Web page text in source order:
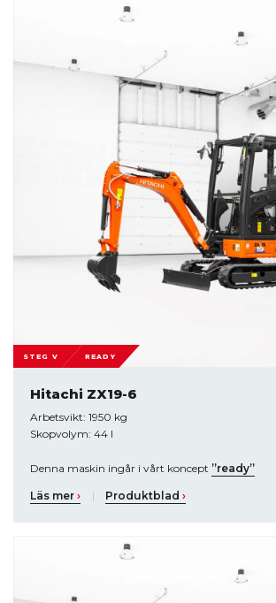
STEG V READY
Hitachi ZX19-6
Arbetsvikt: 1950 kg
Skopvolym: 44 l
Denna maskin ingår i vårt koncept ”ready”
Läs mer › | Produktblad›